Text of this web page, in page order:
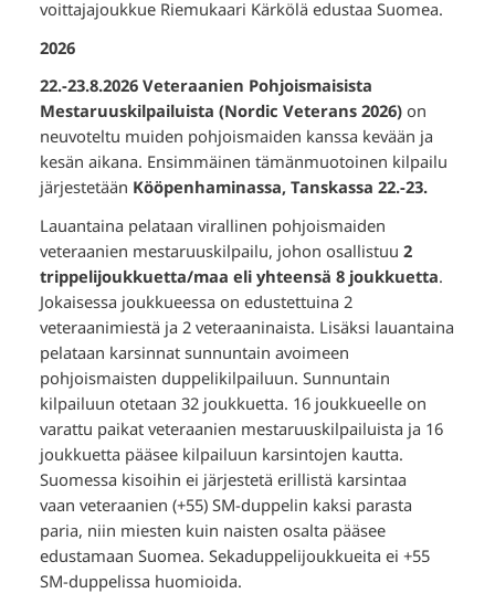
voittajajoukkue Riemukaari Kärkölä edustaa Suomea.
2026
22.-23.8.2026 Veteraanien Pohjoismaisista
Mestaruuskilpailuista (Nordic Veterans 2026)on
neuvoteltu muiden pohjoismaiden kanssa kevään ja
kesän aikana. Ensimmäinen tämänmuotoinen kilpailu
järjestetään Kööpenhaminassa, Tanskassa 22.-23.
Lauantaina pelataan virallinen pohjoismaiden
veteraanien mestaruuskilpailu, johon osallistuu 2
trippelijoukkuetta/maa eli yhteensä 8 joukkuetta.
Jokaisessa joukkueessa on edustettuina 2
veteraanimiestä ja 2 veteraaninaista. Lisäksi lauantaina
pelataan karsinnat sunnuntain avoimeen
pohjoismaisten duppelikilpailuun. Sunnuntain
kilpailuun otetaan 32 joukkuetta. 16 joukkueelle on
varattu paikat veteraanien mestaruuskilpailuista ja 16
joukkuetta pääsee kilpailuun karsintojen kautta.
Suomessa kisoihin ei järjestetä erillistä karsintaa
vaan veteraanien (+55) SM-duppelin kaksi parasta
paria, niin miesten kuin naisten osalta pääsee
edustamaan Suomea. Sekaduppelijoukkueita ei +55
SM-duppelissa huomioida.